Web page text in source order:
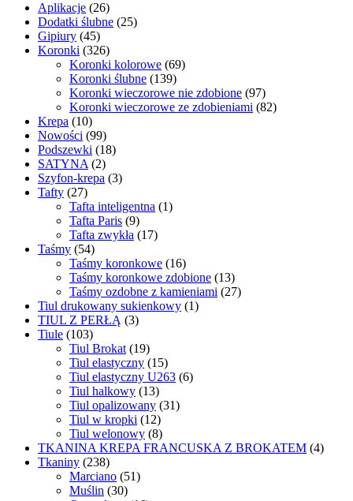
Aplikacje (26)
Dodatki ślubne (25)
Gipiury (45)
Koronki (326)
Koronki kolorowe (69)
Koronki ślubne (139)
Koronki wieczorowe nie zdobione (97)
Koronki wieczorowe ze zdobieniami (82)
Krepa (10)
Nowości (99)
Podszewki (18)
SATYNA (2)
Szyfon-krepa (3)
Tafty (27)
Tafta inteligentna (1)
Tafta Paris (9)
Tafta zwykła (17)
Taśmy (54)
Taśmy koronkowe (16)
Taśmy koronkowe zdobione (13)
Taśmy ozdobne z kamieniami (27)
Tiul drukowany sukienkowy (1)
TIUL Z PERŁĄ (3)
Tiule (103)
Tiul Brokat (19)
Tiul elastyczny (15)
Tiul elastyczny U263 (6)
Tiul halkowy (13)
Tiul opalizowany (31)
Tiul w kropki (12)
Tiul welonowy (8)
TKANINA KREPA FRANCUSKA Z BROKATEM (4)
Tkaniny (238)
Marciano (51)
Muślin (30)